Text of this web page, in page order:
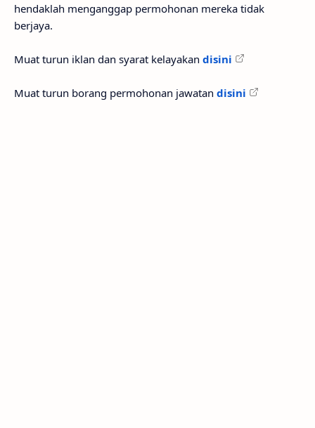
hendaklah menganggap permohonan mereka tidak
berjaya.
Muat turun iklan dan syarat kelayakan disini
Muat turun borang permohonan jawatan disini